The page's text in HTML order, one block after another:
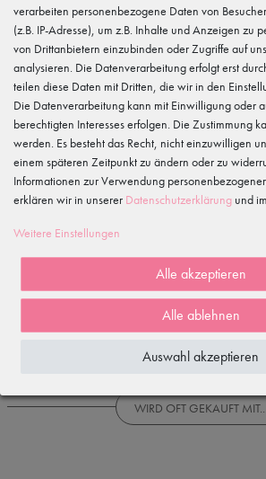
Gewerbeparkring 2, 15299 Müllrose, Deutschland
service@tanzmuster.de
033606-779250
WS: Sicherheitshinweis
Nicht für Kinder unter 3 Jahren geeignet.
Merkmale
Kundenrezensionen()
5
4
2
Rezensionen werden geladen...
WIRD OFT GEKAUFT MIT...
verarbeiten personenbezogene Daten von
(z.B. IP-Adresse), um z.B. Inhalte und Anzeigen zu
von Drittanbietern einzubinden oder Zugriffe auf
analysieren. Die Datenverarbeitung erfolgt erst
teilen diese Daten mit Dritten, die wir in den
Die Datenverarbeitung kann mit Einwilligung oder
berechtigten Interesses erfolgen. Die Zustimmung
werden. Es besteht das Recht, nicht einzuwilligen
einem späteren Zeitpunkt zu ändern oder zu
Informationen zur Verwendung
erklären wir in unserer Daten­schutz­erklärung und im
Weitere Einstellungen
Alle akzeptieren
Alle ablehnen
Auswahl akzeptieren